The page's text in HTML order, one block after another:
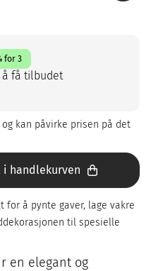
for 3
få tilbudet
kan påvirke prisen på det
i handlekurven
for å pynte gaver, lage vakre
til spesielle
en elegant og